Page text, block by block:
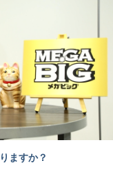
ますか？